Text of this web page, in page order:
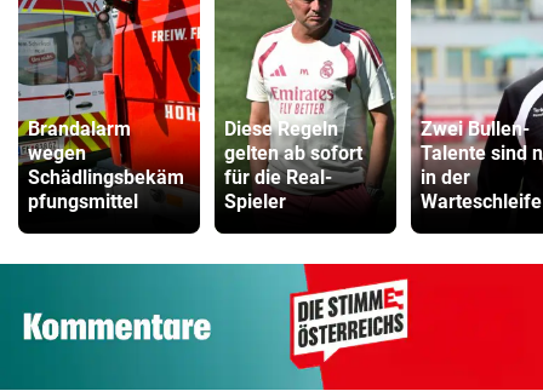
Brandalarm
wegen
Schädlingsbekäm
pfungsmittel
Diese Regeln
gelten ab sofort
für die Real-
Spieler
Zwei Bullen-
Talente sind
in der
Warteschleife